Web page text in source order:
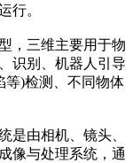
行。
，三维主要用于物
识别、机器人引导
等)检测、不同物体
是由相机、镜头、
像与处理系统，通